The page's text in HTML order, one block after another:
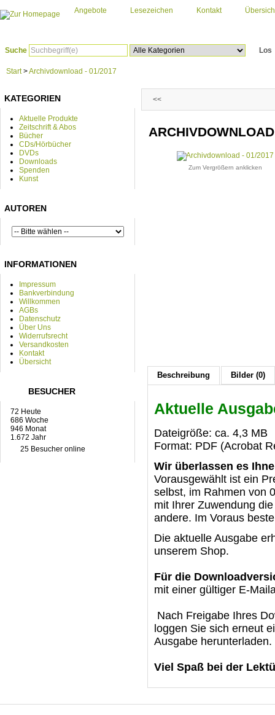
Angebote Lesezeichen Kontakt
Suche Los
Start>Archivdownload - 01/2017
KATEGORIEN
Aktuelle Produkte
Zeitschrift & Abos
Bücher
CDs/Hörbücher
DVDs
Downloads
Spenden
Kunst
AUTOREN
INFORMATIONEN
Impressum
Bankverbindung
Willkommen
AGBs
Datenschutz
Über Uns
Widerrufsrecht
Versandkosten
Kontakt
Übersicht
BESUCHER
72 Heute
686 Woche
946 Monat
1.672 Jahr
25 Besucher online
<<
Zum Vergrößern anklicken
Beschreibung Bilder (0)
Aktuelle
Dateigröße: ca. 4,3 MB
Format: PDF (Acrobat
Wir überlassen es
Vorausgewählt ist ein
selbst, im Rahmen von
mit Ihrer Zuwendung
andere. Im Voraus
Die aktuelle Ausgabe
unserem Shop.
Für die
mit einer gültiger E-
Nach Freigabe Ihres
loggen Sie sich erneut
Ausgabe herunterladen.
Viel Spaß bei der